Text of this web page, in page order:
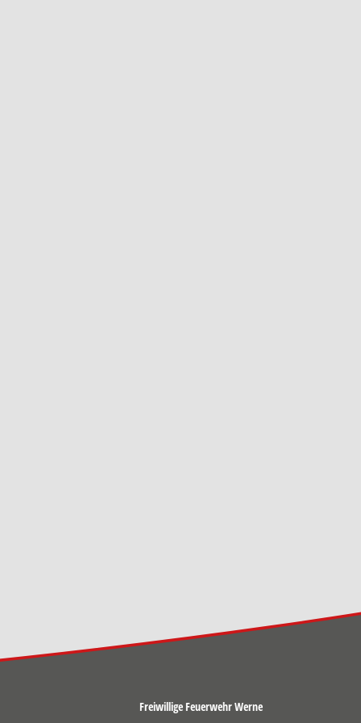
Freiwillige Feuerwehr Werne